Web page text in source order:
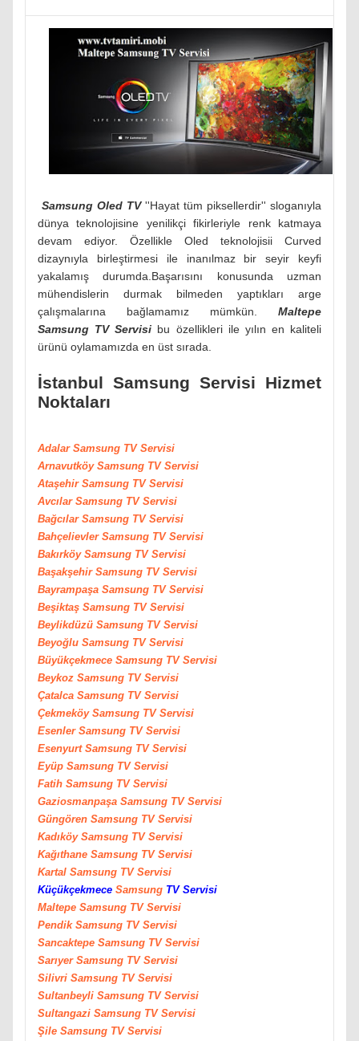
Samsung Oled TV''Hayat tüm piksellerdir'' sloganıyla
dünya teknolojisine yenilikçi fikirleriyle renk katmaya
devam ediyor. Özellikle Oled teknolojisii Curved
dizaynıyla birleştirmesi ile inanılmaz bir seyir keyfi
yakalamış durumda.Başarısını konusunda uzman
mühendislerin durmak bilmeden yaptıkları arge
çalışmalarına bağlamamız mümkün. Maltepe
Samsung TV Servisi bu özellikleri ile yılın en kaliteli
ürünü oylamamızda en üst sırada.
İstanbul Samsung Servisi Hizmet
Noktaları
Adalar Samsung TV Servisi
Arnavutköy Samsung TV Servisi
Ataşehir Samsung TV Servisi
Avcılar Samsung TV Servisi
Bağcılar Samsung TV Servisi
Bahçelievler Samsung TV Servisi
Bakırköy Samsung TV Servisi
Başakşehir Samsung TV Servisi
Bayrampaşa Samsung TV Servisi
Beşiktaş Samsung TV Servisi
Beylikdüzü Samsung TV Servisi
Beyoğlu Samsung TV Servisi
Büyükçekmece Samsung TV Servisi
Beykoz Samsung TV Servisi
Çatalca Samsung TV Servisi
Çekmeköy Samsung TV Servisi
Esenler Samsung TV Servisi
Esenyurt Samsung TV Servisi
Eyüp Samsung TV Servisi
Fatih Samsung TV Servisi
Gaziosmanpaşa Samsung TV Servisi
Güngören Samsung TV Servisi
Kadıköy Samsung TV Servisi
Kağıthane Samsung TV Servisi
Kartal Samsung TV Servisi
Küçükçekmece Samsung TV Servisi
Maltepe Samsung TV Servisi
Pendik Samsung TV Servisi
Sancaktepe Samsung TV Servisi
Sarıyer Samsung TV Servisi
Silivri Samsung TV Servisi
Sultanbeyli Samsung TV Servisi
Sultangazi Samsung TV Servisi
Şile Samsung TV Servisi